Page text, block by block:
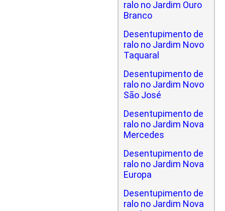
ralo no Jardim Ouro
Branco
Desentupimento de
ralo no Jardim Novo
Taquaral
Desentupimento de
ralo no Jardim Novo
São José
Desentupimento de
ralo no Jardim Nova
Mercedes
Desentupimento de
ralo no Jardim Nova
Europa
Desentupimento de
ralo no Jardim Nova